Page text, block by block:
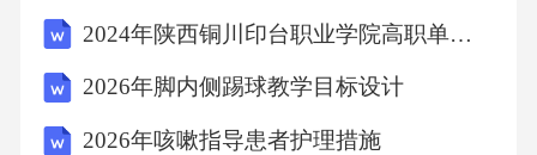
础。当你准备编制一份2026年夏季销售主题活
动方案策划的文章时，你需要涵盖以下几个核
心内容，下面为你提供一份更自然、更实用的
指导建议：标题：2026年夏季销售主题活动方
2024年陕西铜川印台职业学院高职单招职业技能考试题库附完整答案详解【易错题】
2026年脚内侧踢球教学目标设计
2026年咳嗽指导患者护理措施